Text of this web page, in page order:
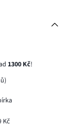
1300 Kč!
Kč